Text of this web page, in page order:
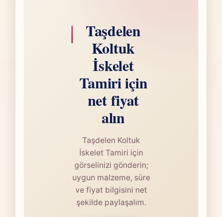
Taşdelen
Koltuk
İskelet
Tamiri için
net fiyat
alın
Taşdelen Koltuk
İskelet Tamiri için
görselinizi gönderin;
uygun malzeme, süre
ve fiyat bilgisini net
şekilde paylaşalım.